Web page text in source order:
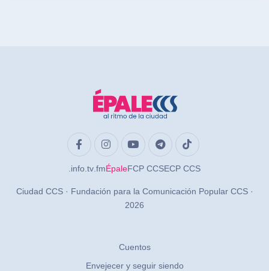
.info .tv .fmÉpaleFCP CCSECP CCS
Ciudad CCS · Fundación para la Comunicación Popular CCS ·
2026
Cuentos
Envejecer y seguir siendo